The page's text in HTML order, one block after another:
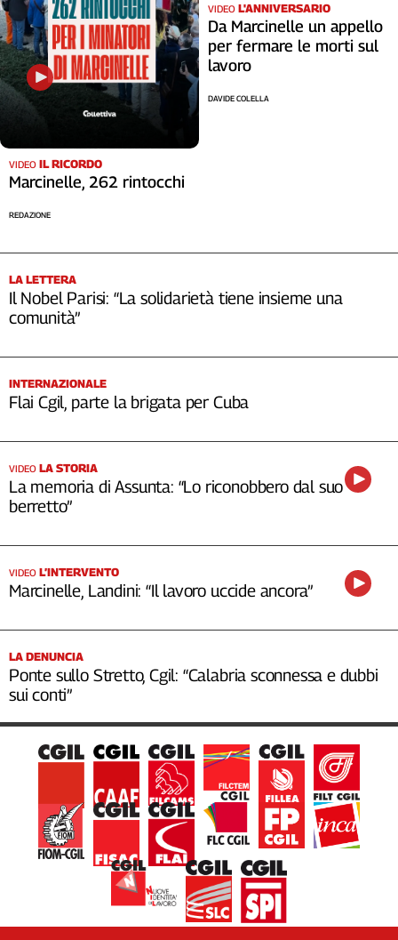
VIDEO IL RICORDO
Marcinelle, 262 rintocchi
REDAZIONE
VIDEO L'ANNIVERSARIO
Da Marcinelle un appello
per fermare le morti sul
lavoro
DAVIDE COLELLA
LA LETTERA
Il Nobel Parisi: “La solidarietà tiene insieme una
comunità”
INTERNAZIONALE
Flai Cgil, parte la brigata per Cuba
VIDEO LA STORIA
La memoria di Assunta: “Lo riconobbero dal suo
berretto”
VIDEO L’INTERVENTO
Marcinelle, Landini: “Il lavoro uccide ancora”
LA DENUNCIA
Ponte sullo Stretto, Cgil: “Calabria sconnessa e dubbi
sui conti”